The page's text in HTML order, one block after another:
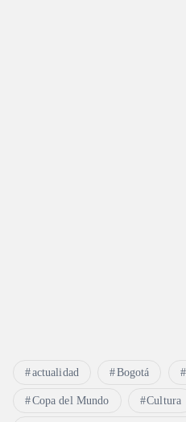
actualidad Bogotá
Copa del Mundo Cultura